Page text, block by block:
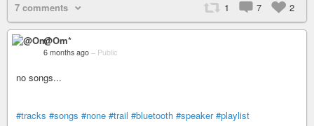
7 comments 1 7 2
@Om*
6 months ago – Public
no songs...
#tracks #songs #none #trail #bluetooth #speaker #playlist